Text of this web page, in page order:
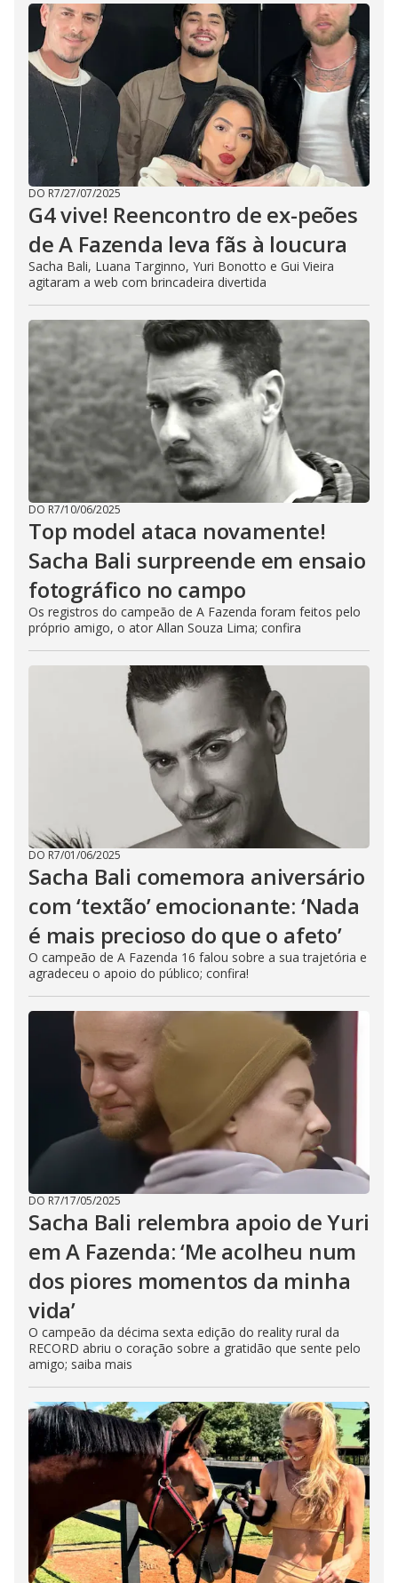
DO R7/27/07/2025
G4 vive! Reencontro de ex-peões
de A Fazenda leva fãs à loucura
Sacha Bali, Luana Targinno, Yuri Bonotto e Gui Vieira
agitaram a web com brincadeira divertida
DO R7/10/06/2025
Top model ataca novamente!
Sacha Bali surpreende em ensaio
fotográfico no campo
Os registros do campeão de A Fazenda foram feitos pelo
próprio amigo, o ator Allan Souza Lima; confira
DO R7/01/06/2025
Sacha Bali comemora aniversário
com ‘textão’ emocionante: ‘Nada
é mais precioso do que o afeto’
O campeão de A Fazenda 16 falou sobre a sua trajetória e
agradeceu o apoio do público; confira!
DO R7/17/05/2025
Sacha Bali relembra apoio de Yuri
em A Fazenda: ‘Me acolheu num
dos piores momentos da minha
vida’
O campeão da décima sexta edição do reality rural da
RECORD abriu o coração sobre a gratidão que sente pelo
amigo; saiba mais